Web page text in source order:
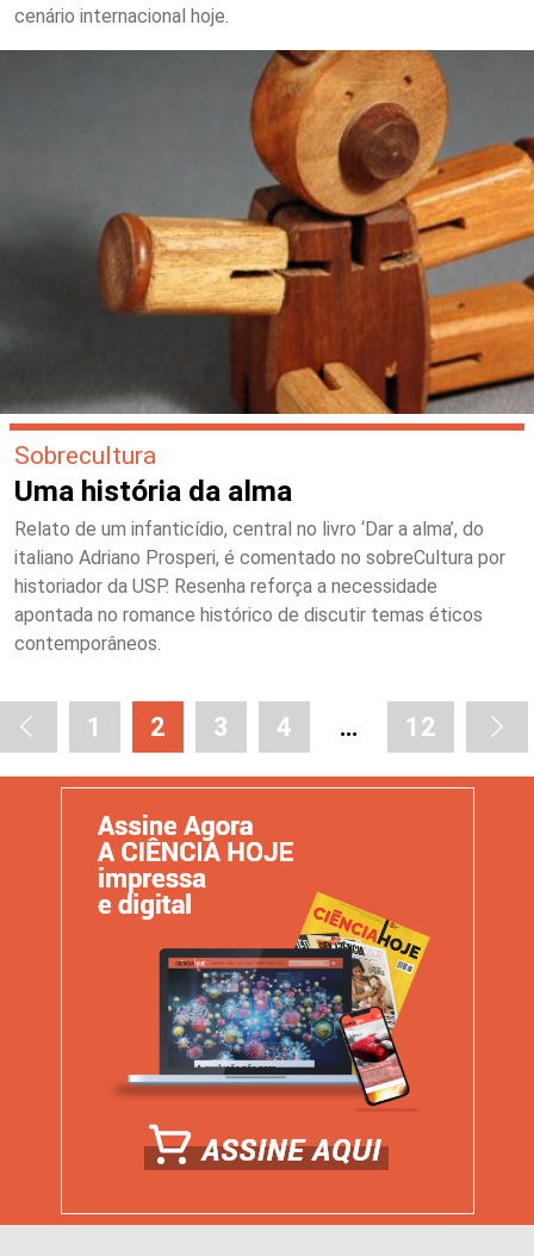
cenário internacional hoje.
Sobrecultura
Uma história da alma
Relato de um infanticídio, central no livro ‘Dar a alma’, do
italiano Adriano Prosperi, é comentado no sobreCultura por
historiador da USP. Resenha reforça a necessidade
apontada no romance histórico de discutir temas éticos
contemporâneos.
1 2 3 4 … 12